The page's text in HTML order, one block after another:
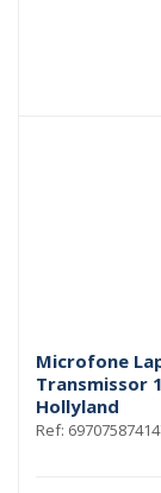
Microfone
Transmissor
Hollyland
Ref: